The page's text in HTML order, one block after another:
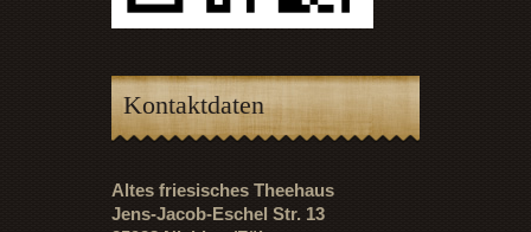
Kontaktdaten
Altes friesisches Theehaus
Jens-Jacob-Eschel Str. 13